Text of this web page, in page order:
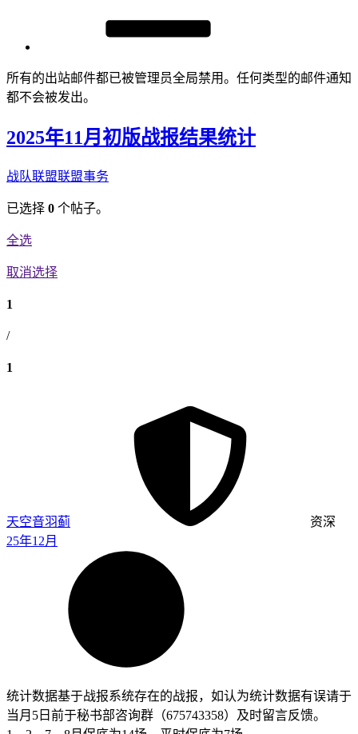
所有的出站邮件都已被管理员全局禁用。任何类型的邮件通知
都不会被发出。
2025年11月初版战报结果统计
战队联盟联盟事务
已选择 0 个帖子。
全选
取消选择
1
/
1
天空音羽蓟
资深
25年12月
统计数据基于战报系统存在的战报，如认为统计数据有误请于
当月5日前于秘书部咨询群（675743358）及时留言反馈。